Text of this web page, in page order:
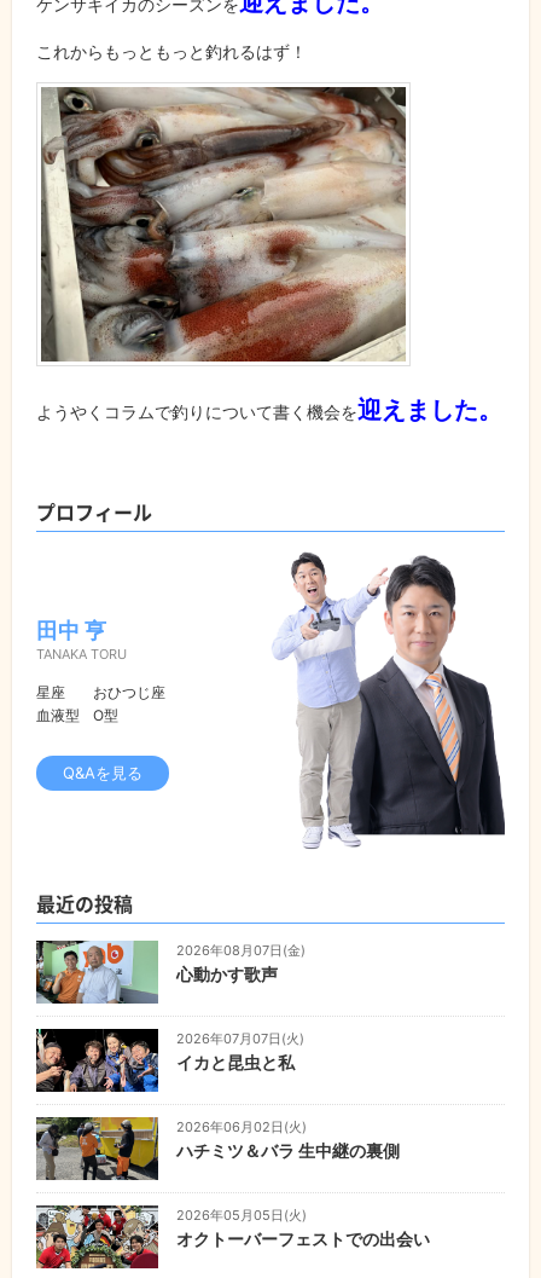
ケンサキイカのシーズンを
これからもっともっと釣れるはず！
ようやくコラムで釣りについて書く機会を迎えました。
プロフィール
田中 亨
TANAKA TORU
星座
おひつじ座
血液型
O型
Q&Aを見る
最近の投稿
2026年08月07日(金)
心動かす歌声
2026年07月07日(火)
イカと昆虫と私
2026年06月02日(火)
ハチミツ＆バラ 生中継の裏側
2026年05月05日(火)
オクトーバーフェストでの出会い